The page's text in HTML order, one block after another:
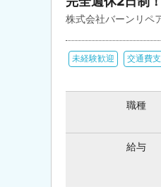
株式会社バーンリペ
未経験歓迎 交通費
職種
給与